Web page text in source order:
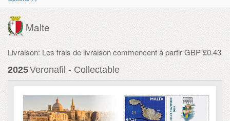
Malte
Livraison: Les frais de livraison commencent à partir GBP £0.43
2025Veronafil - Collectable